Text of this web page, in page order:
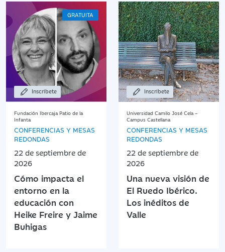
GRATUITA
Inscríbete
Fundación Ibercaja Patio de la
Infanta
CONFERENCIAS Y MESAS
REDONDAS
22 de septiembre de
2026
Cómo impacta el
entorno en la
educación con
Heike Freire y Jaime
Buhigas
Inscríbete
Universidad Camilo José Cela –
Campus Castellana
CONFERENCIAS Y MESAS
REDONDAS
22 de septiembre de
2026
Una nueva visión de
El Ruedo Ibérico.
Los inéditos de
Valle